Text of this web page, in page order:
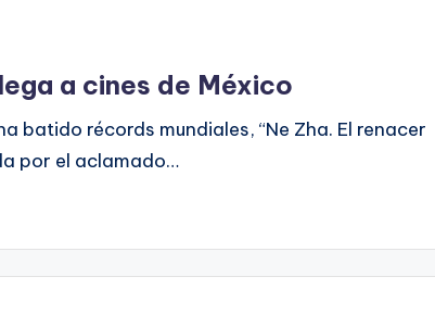
a cines de México
batido récords mundiales, “Ne Zha. El renacer
por el aclamado…